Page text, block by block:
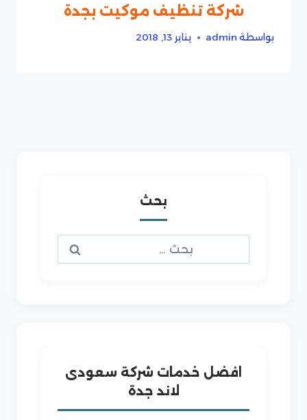
شركة تنظيف موكيت بجدة
بواسطة admin يناير 13, 2018
بحث
عن:
افضل خدمات شركة سعودى
لاند جدة